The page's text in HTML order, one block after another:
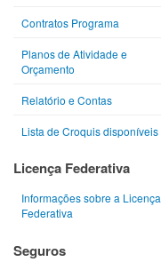
Contratos Programa
Planos de Atividade e
Orçamento
Relatório e Contas
Lista de Croquis disponíveis
Licença Federativa
Informações sobre a Licença
Federativa
Seguros